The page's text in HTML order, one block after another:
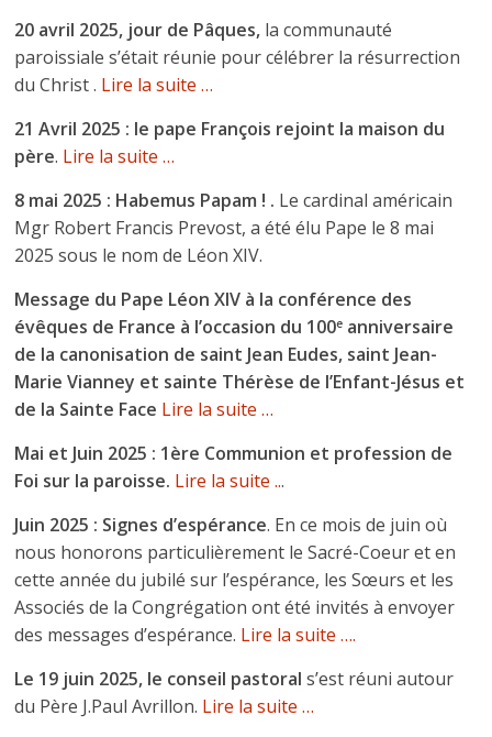
20 avril 2025, jour de Pâques, la communauté
paroissiale s’était réunie pour célébrer la résurrection
du Christ . Lire la suite …
21 Avril 2025 : le pape François rejoint la maison du
père. Lire la suite …
8 mai 2025 : Habemus Papam ! . Le cardinal américain
Mgr Robert Francis Prevost, a été élu Pape le 8 mai
2025 sous le nom de Léon XIV.
Message du Pape Léon XIV à la conférence des
évêques de France à l’occasion du 100e anniversaire
de la canonisation de saint Jean Eudes, saint Jean-
Marie Vianney et sainte Thérèse de l’Enfant-Jésus et
de la Sainte Face Lire la suite …
Mai et Juin 2025 : 1ère Communion et profession de
Foi sur la paroisse. Lire la suite ...
Juin 2025 : Signes d’espérance. En ce mois de juin où
nous honorons particulièrement le Sacré-Coeur et en
cette année du jubilé sur l’espérance, les Sœurs et les
Associés de la Congrégation ont été invités à envoyer
des messages d’espérance. Lire la suite ….
Le 19 juin 2025, le conseil pastorals’est réuni autour
du Père J.Paul Avrillon. Lire la suite …